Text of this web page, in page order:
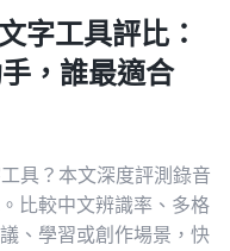
字工具評比：
，誰最適合
具？本文深度評測錄音
比較中文辨識率、多格
、學習或創作場景，快